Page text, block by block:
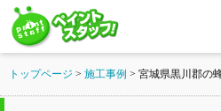
トップページ > 施工事例 > 宮城県黒川郡の